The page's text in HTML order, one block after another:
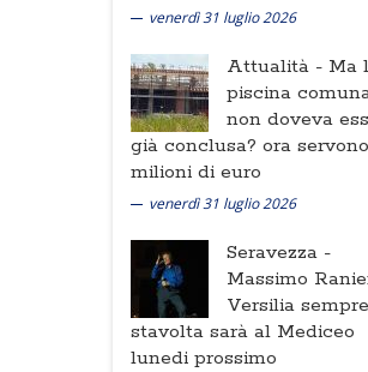
venerdì 31 luglio 2026
Attualità - Ma
piscina
non doveva
già conclusa? ora
milioni di euro
venerdì 31 luglio 2026
Seravezza -
Massimo
Versilia
stavolta sarà al Mediceo
lunedi prossimo